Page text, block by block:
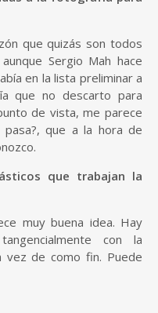
que quizás son todos
Sergio Mah hace
en la lista preliminar a
que no descarto para
de vista, me parece
que a la hora de
que trabajan la
muy buena idea. Hay
con la
vez de como fin. Puede